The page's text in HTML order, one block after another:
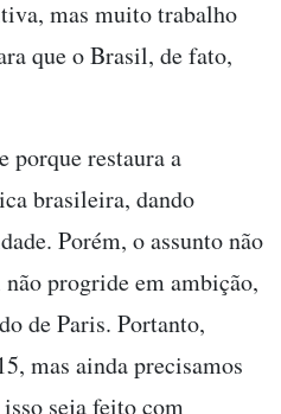
mas muito trabalho
que o Brasil, de fato,
porque restaura a
brasileira, dando
Porém, o assunto não
progride em ambição,
de Paris. Portanto,
mas ainda precisamos
seja feito com